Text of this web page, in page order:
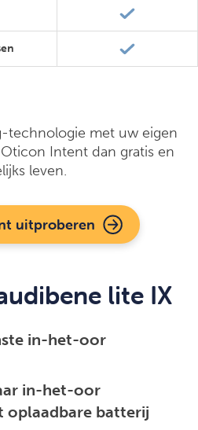
technologie met uw eigen
Intent dan gratis en
leven.
uitproberen
lite IX
in-het-oor
in-het-oor
oplaadbare batterij